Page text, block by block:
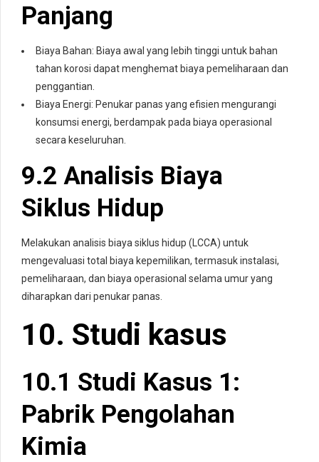
Panjang
Biaya Bahan: Biaya awal yang lebih tinggi untuk bahan
tahan korosi dapat menghemat biaya pemeliharaan dan
penggantian.
Biaya Energi: Penukar panas yang efisien mengurangi
konsumsi energi, berdampak pada biaya operasional
secara keseluruhan.
9.2 Analisis Biaya
Siklus Hidup
Melakukan analisis biaya siklus hidup (LCCA) untuk
mengevaluasi total biaya kepemilikan, termasuk instalasi,
pemeliharaan, dan biaya operasional selama umur yang
diharapkan dari penukar panas.
10. Studi kasus
10.1 Studi Kasus 1:
Pabrik Pengolahan
Kimia